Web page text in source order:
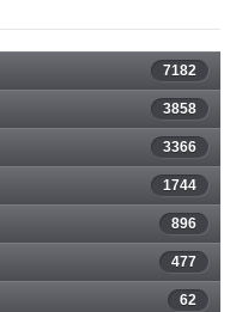
7182
3858
3366
1744
896
477
62